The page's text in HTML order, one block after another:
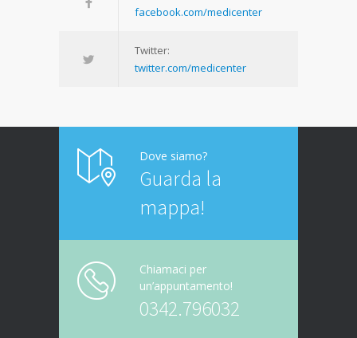
facebook.com/medicenter
Twitter:
twitter.com/medicenter
Dove siamo?
Guarda la
mappa!
Chiamaci per
un’appuntamento!
0342.796032